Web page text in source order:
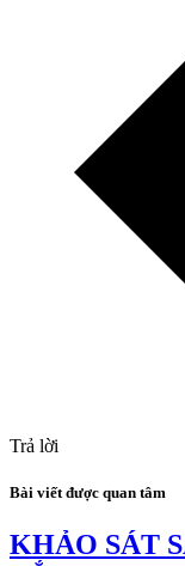
Trả lời
Bài viết được quan tâm
KHẢO SÁT